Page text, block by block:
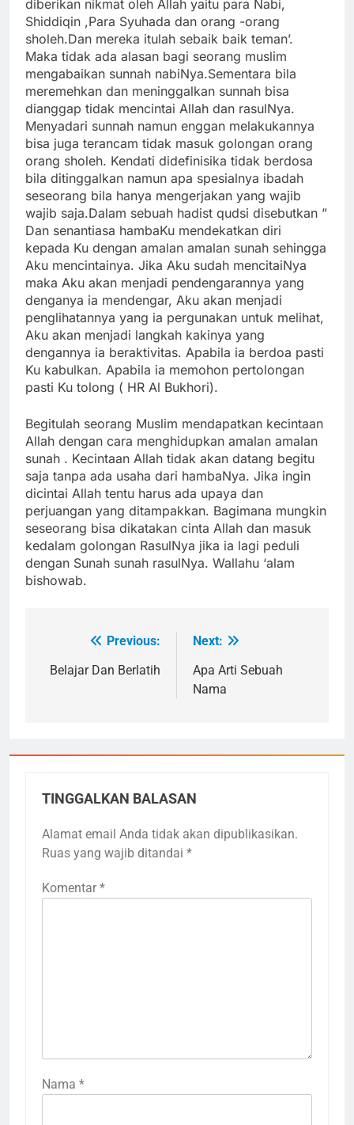
diberikan nikmat oleh Allah yaitu para Nabi,
Shiddiqin ,Para Syuhada dan orang -orang
sholeh.Dan mereka itulah sebaik baik teman’.
Maka tidak ada alasan bagi seorang muslim
mengabaikan sunnah nabiNya.Sementara bila
meremehkan dan meninggalkan sunnah bisa
dianggap tidak mencintai Allah dan rasulNya.
Menyadari sunnah namun enggan melakukannya
bisa juga terancam tidak masuk golongan orang
orang sholeh. Kendati didefinisika tidak berdosa
bila ditinggalkan namun apa spesialnya ibadah
seseorang bila hanya mengerjakan yang wajib
wajib saja.Dalam sebuah hadist qudsi disebutkan ”
Dan senantiasa hambaKu mendekatkan diri
kepada Ku dengan amalan amalan sunah sehingga
Aku mencintainya. Jika Aku sudah mencitaiNya
maka Aku akan menjadi pendengarannya yang
denganya ia mendengar, Aku akan menjadi
penglihatannya yang ia pergunakan untuk melihat,
Aku akan menjadi langkah kakinya yang
dengannya ia beraktivitas. Apabila ia berdoa pasti
Ku kabulkan. Apabila ia memohon pertolongan
pasti Ku tolong ( HR Al Bukhori).
Begitulah seorang Muslim mendapatkan kecintaan
Allah dengan cara menghidupkan amalan amalan
sunah . Kecintaan Allah tidak akan datang begitu
saja tanpa ada usaha dari hambaNya. Jika ingin
dicintai Allah tentu harus ada upaya dan
perjuangan yang ditampakkan. Bagimana mungkin
seseorang bisa dikatakan cinta Allah dan masuk
kedalam golongan RasulNya jika ia lagi peduli
dengan Sunah sunah rasulNya. Wallahu ‘alam
bishowab.
Navigasi
pos
Previous:
Belajar Dan Berlatih
Next:
Apa Arti Sebuah
Nama
TINGGALKAN BALASAN
Alamat email Anda tidak akan dipublikasikan.
Ruas yang wajib ditandai *
Komentar *
Nama *
3